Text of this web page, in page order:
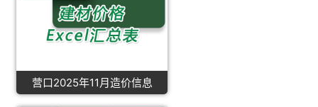
营口2025年11月造价信息